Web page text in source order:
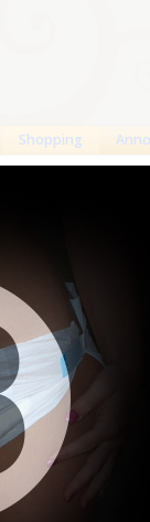
Shopping
:
Shop Ltd
y a des
vaches,